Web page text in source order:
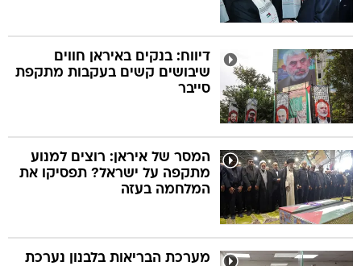
דיווח: בנקים באיראן חווים
שיבושים קשים בעקבות מתקפת
סייבר
המסר של איראן: רוצים למנוע
מתקפה על ישראל? תפסיקו את
המלחמה בעזה
מערכת הבריאות בלבנון נערכת